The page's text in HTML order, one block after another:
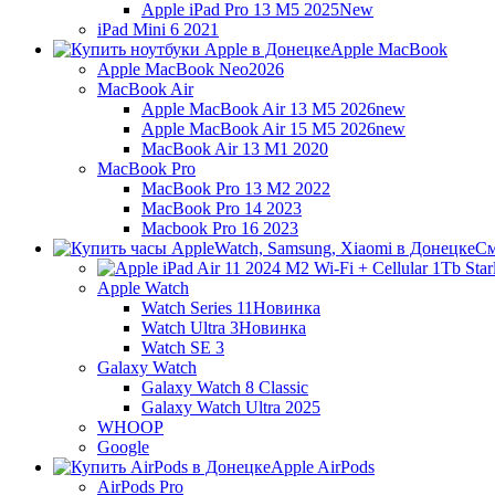
Apple iPad Pro 13 M5 2025New
iPad Mini 6 2021
Apple MacBook
Apple MacBook Neo2026
MacBook Air
Apple MacBook Air 13 M5 2026new
Apple MacBook Air 15 M5 2026new
MacBook Air 13 M1 2020
MacBook Pro
MacBook Pro 13 M2 2022
MacBook Pro 14 2023
Macbook Pro 16 2023
Apple Watch
Watch Series 11Новинка
Watch Ultra 3Новинка
Watch SE 3
Galaxy Watch
Galaxy Watch 8 Classic
Galaxy Watch Ultra 2025
WHOOP
Google
Apple AirPods
AirPods Pro